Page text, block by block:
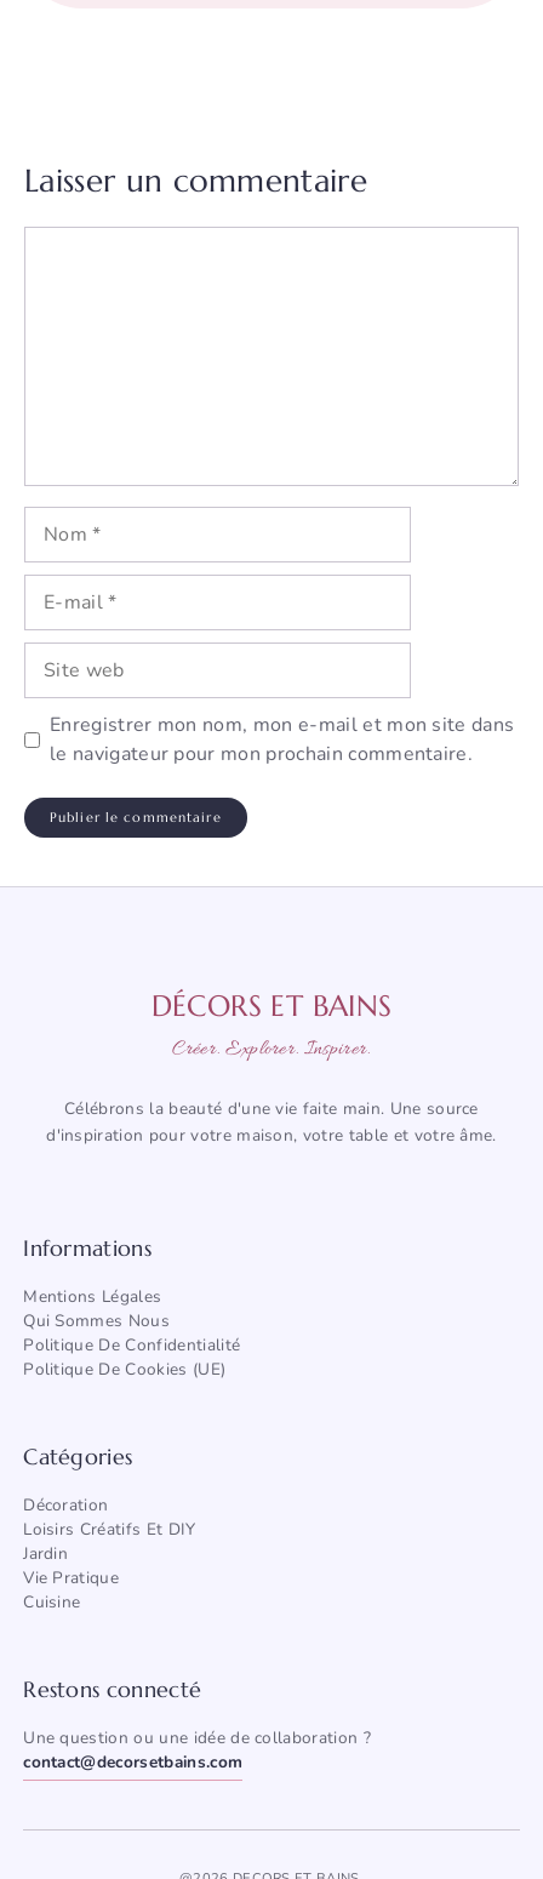
Laisser un commentaire
Nom
mail
Site
web
Enregistrer mon nom, mon e-mail et mon site dans
le navigateur pour mon prochain commentaire.
DÉCORS ET BAINS
Créer. Explorer. Inspirer.
Célébrons la beauté d'une vie faite main. Une source
d'inspiration pour votre maison, votre table et votre âme.
Informations
Mentions Légales
Qui Sommes Nous
Politique De Confidentialité
Politique De Cookies (UE)
Catégories
Décoration
Loisirs Créatifs Et DIY
Jardin
Vie Pratique
Cuisine
Restons connecté
Une question ou une idée de collaboration ?
contact@decorsetbains.com